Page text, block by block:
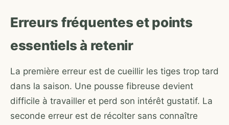
Erreurs fréquentes et points
essentiels à retenir
La première erreur est de cueillir les tiges trop tard
dans la saison. Une pousse fibreuse devient
difficile à travailler et perd son intérêt gustatif. La
seconde erreur est de récolter sans connaître